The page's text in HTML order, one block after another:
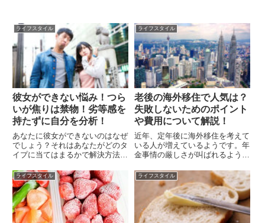
ライフスタイル
彼女ができない悩み！つら
いが焦りは禁物！劣等感を
持たずに自分を分析！
あなたに彼女ができないのはなぜ
でしょう？それはあなたがどのタ
イプに当てはまるかで解決方法も
性と接する機会がなかった方や、
過去に出ないで大失敗したことが
トラウマとなって彼女ができない
という方もいるでしょう。そこ
で...
ライフスタイル
老後の海外移住で人気は？
失敗しないためのポイント
や費用について解説！
近年、定年後に海外移住を考えて
いる人が増えているようです。年
金事情の厳しさが叫ばれるように
ている人が増えてきているからで
しょう。そして、老後を海外でゆ
っくりと暮らしたいという考えも
あるようです。一見、老後の海
外...
ライフスタイル ライフスタイル